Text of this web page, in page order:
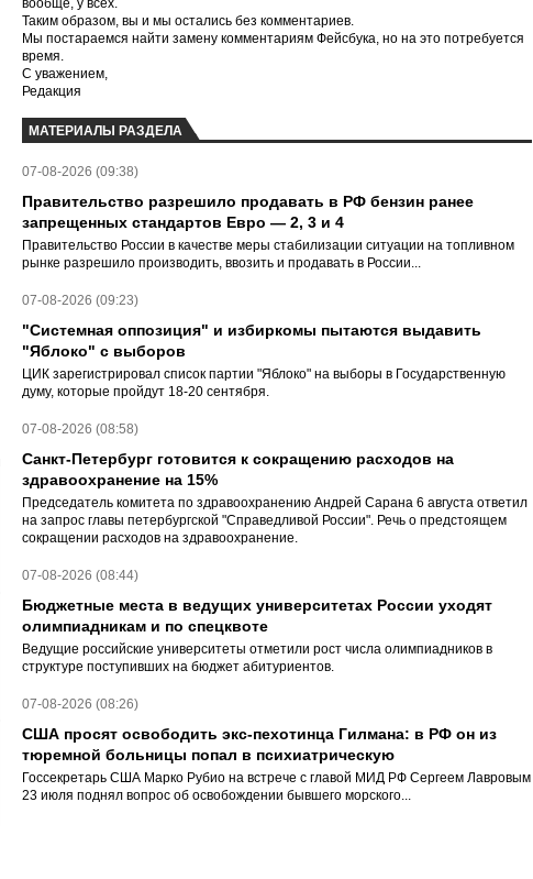
вообще, у всех.
Таким образом, вы и мы остались без комментариев.
Мы постараемся найти замену комментариям Фейсбука, но на это потребуется
время.
С уважением,
Редакция
МАТЕРИАЛЫ РАЗДЕЛА
07-08-2026 (09:38)
Правительство разрешило продавать в РФ бензин ранее
запрещенных стандартов Евро — 2, 3 и 4
Правительство России в качестве меры стабилизации ситуации на топливном
рынке разрешило производить, ввозить и продавать в России...
07-08-2026 (09:23)
"Системная оппозиция" и избиркомы пытаются выдавить
"Яблоко" с выборов
ЦИК зарегистрировал список партии "Яблоко" на выборы в Государственную
думу, которые пройдут 18-20 сентября.
07-08-2026 (08:58)
Санкт-Петербург готовится к сокращению расходов на
здравоохранение на 15%
Председатель комитета по здравоохранению Андрей Сарана 6 августа ответил
на запрос главы петербургской "Справедливой России". Речь о предстоящем
сокращении расходов на здравоохранение.
07-08-2026 (08:44)
Бюджетные места в ведущих университетах России уходят
олимпиадникам и по спецквоте
Ведущие российские университеты отметили рост числа олимпиадников в
структуре поступивших на бюджет абитуриентов.
07-08-2026 (08:26)
США просят освободить экс-пехотинца Гилмана: в РФ он из
тюремной больницы попал в психиатрическую
Госсекретарь США Марко Рубио на встрече с главой МИД РФ Сергеем Лавровым
23 июля поднял вопрос об освобождении бывшего морского...